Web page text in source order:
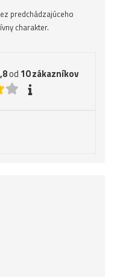
predchádzajúceho
charakter.
od 10zákazníkov